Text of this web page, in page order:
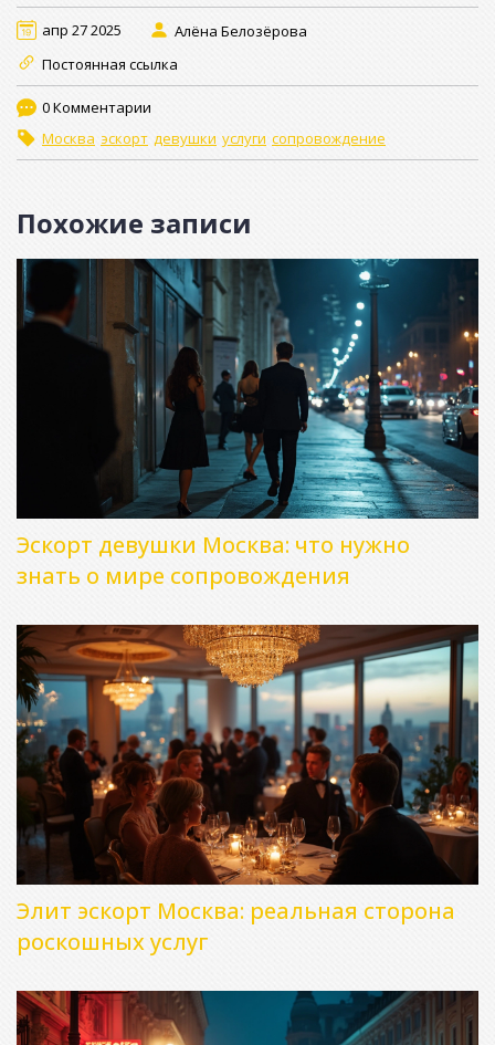
апр 27 2025
Алёна Белозёрова
Постоянная ссылка
0 Комментарии
Москва эскорт девушки услуги сопровождение
Похожие записи
Эскорт девушки Москва: что нужно
знать о мире сопровождения
Элит эскорт Москва: реальная сторона
роскошных услуг